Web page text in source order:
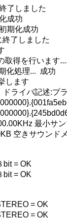
了しました
取得を行います
化処理...  成功